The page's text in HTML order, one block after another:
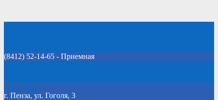
(8412) 52-14-65 - Приемная
Click Here
г. Пенза, ул. Гоголя, 3